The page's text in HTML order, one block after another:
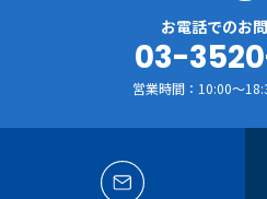
お電話でのお
03-
営業時間：10:00～